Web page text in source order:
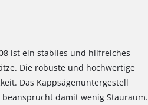
ist ein stabiles und hilfreiches
Die robuste und hochwertige
Das Kappsägenuntergestell
damit wenig Stauraum.